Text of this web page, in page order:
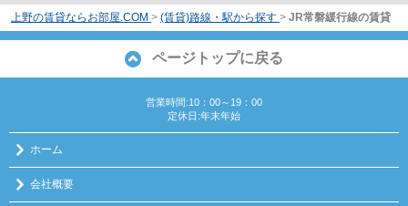
上野の賃貸ならお部屋.COM > (賃貸)路線・駅から探す > JR常磐緩行線の賃貸
ページトップに戻る
営業時間:10：00～19：00
定休日:年末年始
ホーム
会社概要